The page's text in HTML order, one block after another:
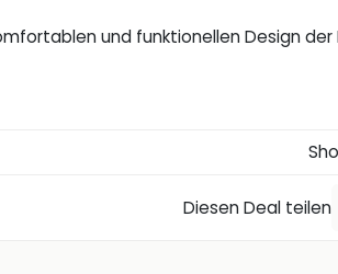
und funktionellen Design der
Diesen Deal teilen